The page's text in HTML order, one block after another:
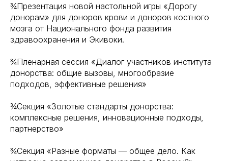
¾Презентация новой настольной игры «Дорогу
донорам» для доноров крови и доноров костного
мозга от Национального фонда развития
здравоохранения и Экивоки.
¾Пленарная сессия «Диалог участников института
донорства: общие вызовы, многообразие
подходов, эффективные решения»
¾Секция «Золотые стандарты донорства:
комплексные решения, инновационные подходы,
партнерство»
¾Секция «Разные форматы — общее дело. Как